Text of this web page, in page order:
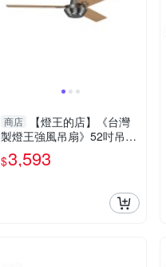
商店
【燈王的店】《台灣
製燈王強風吊扇》52吋吊扇
附遙控器(馬達保固十年) ☆
KS-205-RC
$3,593